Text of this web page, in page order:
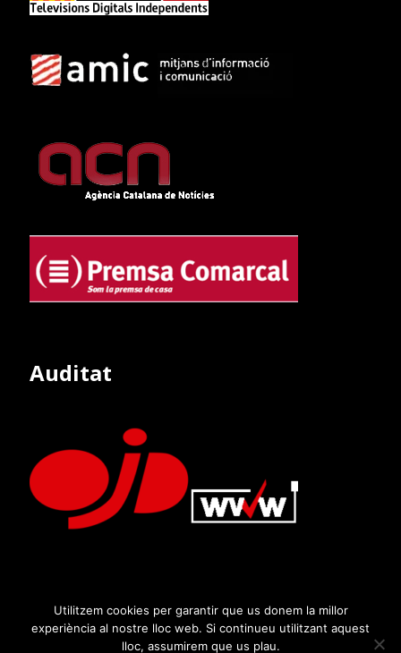
Auditat
Utilitzem cookies per garantir que us donem la millor
experiència al nostre lloc web. Si continueu utilitzant aquest
lloc, assumirem que us plau.